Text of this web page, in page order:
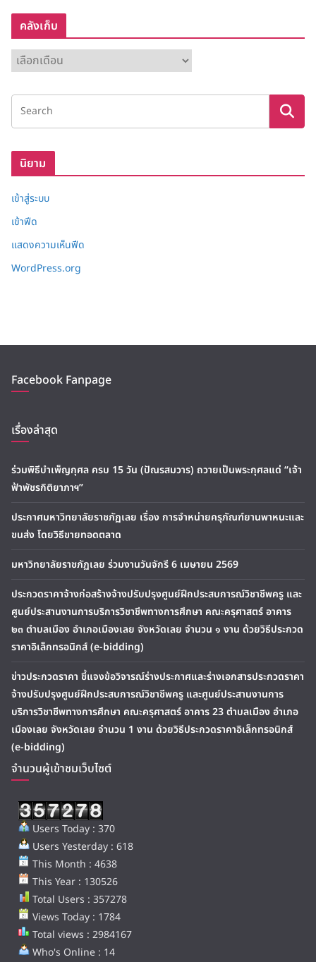
คลังเก็บ
ลั
ง
ก็
นิยาม
เข้าสู่ระบบ
เข้าฟีด
แสดงความเห็นฟีด
WordPress.org
Facebook Fanpage
เรื่องล่าสุด
ร่วมพิธีบำเพ็ญกุศล ครบ 15 วัน (ปัณรสมวาร) ถวายเป็นพระกุศลแด่ “เจ้า
ฟ้าพัชรกิติยาภาฯ”
ประกาศมหาวิทยาลัยราชภัฏเลย เรื่อง การจำหน่ายครุภัณฑ์ยานพาหนะและ
ขนส่ง โดยวิธีขายทอดตลาด
มหาวิทยาลัยราชภัฏเลย ร่วมงานวันจักรี 6 เมษายน 2569
ประกวดราคาจ้างก่อสร้างจ้างปรับปรุงศูนย์ฝึกประสบการณ์วิชาชีพครู และ
ศูนย์ประสานงานการบริการวิชาชีพทางการศึกษา คณะครุศาสตร์ อาคาร
๒๓ ตำบลเมือง อำเภอเมืองเลย จังหวัดเลย จำนวน ๑ งาน ด้วยวิธีประกวด
ราคาอิเล็กทรอนิกส์ (e-bidding)
ข่าวประกวดราคา ชี้แจงข้อวิจารณ์ร่างประกาศและร่างเอกสารประกวดราคา
จ้างปรับปรุงศูนย์ฝึกประสบการณ์วิชาชีพครู และศูนย์ประสานงานการ
บริการวิชาชีพทางการศึกษา คณะครุศาสตร์ อาคาร 23 ตำบลเมือง อำเภอ
เมืองเลย จังหวัดเลย จำนวน 1 งาน ด้วยวิธีประกวดราคาอิเล็กทรอนิกส์
(e-bidding)
จำนวนผู้เข้าชมเว็บไซต์
Users Today : 370
Users Yesterday : 618
This Month : 4638
This Year : 130526
Total Users : 357278
Views Today : 1784
Total views : 2984167
Who's Online : 14